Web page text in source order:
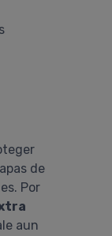
de
Por
aun